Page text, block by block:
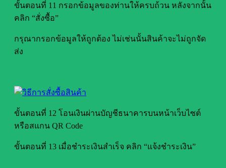
ขั้นตอนที่ 11 กรอกข้อมูลของท่านให้ครบถ้วน หลังจากนั้น
คลิก “สั่งซื้อ”
กรุณากรอกข้อมูลให้ถูกต้อง ไม่เช่นนั้นสินค้าจะไม่ถูกจัด
ส่ง
ขั้นตอนที่ 12 โอนเงินผ่านบัญชีธนาคารบนหน้าเว็บไซต์
หรือสแกน QR Code
ขั้นตอนที่ 13 เมื่อชำระเงินสำเร็จ คลิก “แจ้งชำระเงิน”